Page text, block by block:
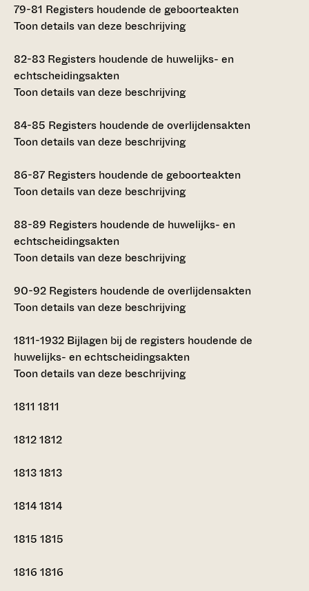
79-81 Registers houdende de geboorteakten
Toon details van deze beschrijving
82-83 Registers houdende de huwelijks- en
echtscheidingsakten
Toon details van deze beschrijving
84-85 Registers houdende de overlijdensakten
Toon details van deze beschrijving
86-87 Registers houdende de geboorteakten
Toon details van deze beschrijving
88-89 Registers houdende de huwelijks- en
echtscheidingsakten
Toon details van deze beschrijving
90-92 Registers houdende de overlijdensakten
Toon details van deze beschrijving
1811-1932 Bijlagen bij de registers houdende de
huwelijks- en echtscheidingsakten
Toon details van deze beschrijving
1811 1811
18121812
18131813
18141814
1815 1815
1816 1816